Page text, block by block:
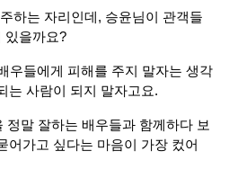
하는 자리인데, 승윤님이 관객들
있을까요?
우들에게 피해를 주지 말자는 생각
는 사람이 되지 말자고요.
정말 잘하는 배우들과 함께하다 보
어가고 싶다는 마음이 가장 컸어